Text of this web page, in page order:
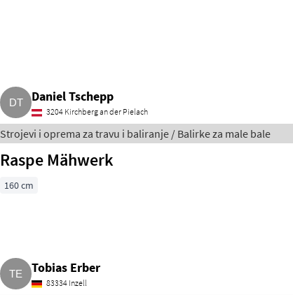
Daniel Tschepp
3204 Kirchberg an der Pielach
Strojevi i oprema za travu i baliranje / Balirke za male bale
Raspe Mähwerk
160 cm
Tobias Erber
83334 Inzell